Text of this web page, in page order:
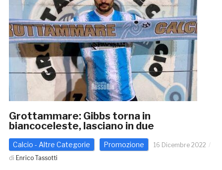
Grottammare: Gibbs torna in
biancoceleste, lasciano in due
Calcio - Altre Categorie Promozione
16 Dicembre 2022
di Enrico Tassotti